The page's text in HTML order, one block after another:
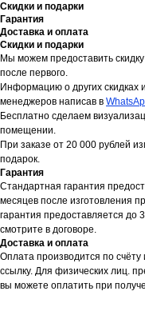
Скидки и подарки
Гарантия
Доставка и оплата
Скидки и подарки
Мы можем предоставить
после первого.
Информацию о других скидках
менеджеров написав в
Бесплатно сделаем
помещении.
При заказе от 20 000 рублей
подарок.
Гарантия
Стандартная гарантия
месяцев после изготовления
гарантия предоставляется
смотрите в договоре.
Доставка и оплата
Оплата производится по
ссылку. Для физических лиц.
вы можете оплатить при